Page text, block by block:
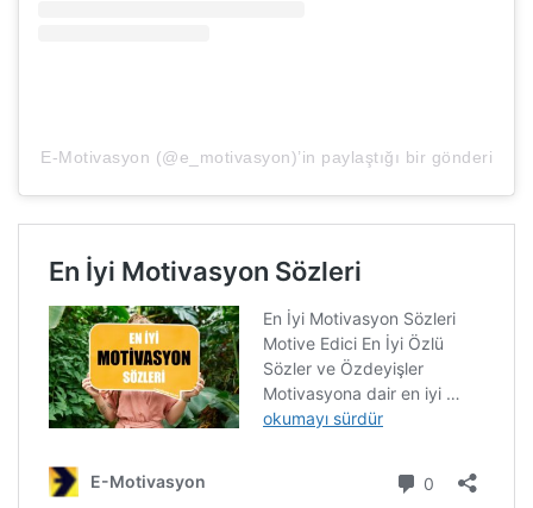
E-Motivasyon (@e_motivasyon)’in paylaştığı bir gönderi